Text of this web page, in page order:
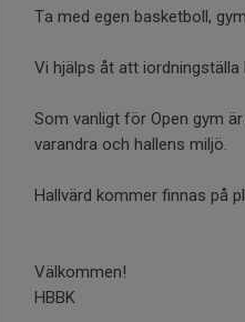
Ta med egen basketboll,
Vi hjälps åt att
Som vanligt för Open gym
varandra och hallens miljö.
Hallvärd kommer finnas på
Välkommen!
HBBK